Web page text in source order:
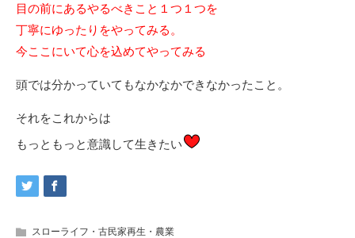
目の前にあるやるべきこと１つ１つを
丁寧にゆったりをやってみる。
今ここにいて心を込めてやってみる
頭では分かっていてもなかなかできなかったこと。
それをこれからは
もっともっと意識して生きたい
スローライフ・古民家再生・農業